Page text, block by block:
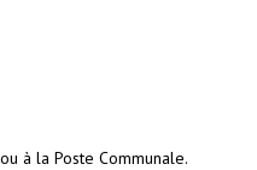
à la Poste Communale.